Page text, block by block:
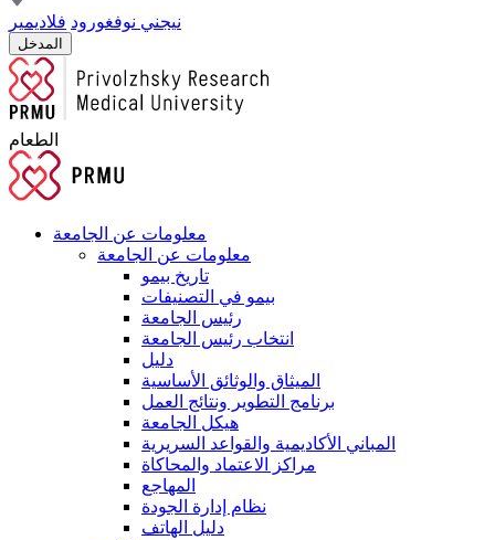
نيجني نوفغورود فلاديمير
المدخل
الطعام
معلومات عن الجامعة
معلومات عن الجامعة
تاريخ بيمو
بيمو في التصنيفات
رئيس الجامعة
انتخاب رئيس الجامعة
دليل
الميثاق والوثائق الأساسية
برنامج التطوير ونتائج العمل
هيكل الجامعة
المباني الأكاديمية والقواعد السريرية
مراكز الاعتماد والمحاكاة
المهاجع
نظام إدارة الجودة
دليل الهاتف